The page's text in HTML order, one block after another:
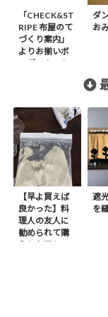
「CHECK&ST
RIPE 布屋のて
づくり案内」
よりお揃いボ
ーダーカット
ダ
お
【早よ買えば
良かった】料
理人の友人に
勧められて購
入したアレ
遮
を